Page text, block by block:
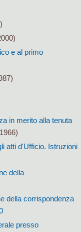
e al primo
in merito alla tenuta
atti d'Ufficio. Istruzioni
della
della corrispondenza
presso